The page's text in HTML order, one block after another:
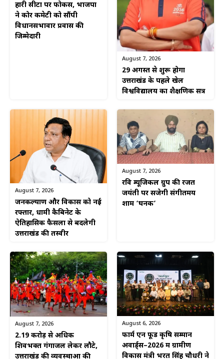
हारी सीटों पर फोकस, भाजपा
ने कोर कमेटी को सौंपी
विधानसभावार प्रवास की
जिम्मेदारी
August 7, 2026
29 अगस्त से शुरू होगा
उत्तराखंड के पहले खेल
विश्वविद्यालय का शैक्षणिक सत्र
August 7, 2026
जनकल्याण और विकास को नई
रफ्तार, धामी कैबिनेट के
ऐतिहासिक फैसलों से बदलेगी
उत्तराखंड की तस्वीर
August 7, 2026
रवि म्यूजिकल ग्रुप की रजत
जयंती पर सजेगी संगीतमय
शाम ‘घनक’
August 7, 2026
2.19 करोड़ से अधिक
शिवभक्त गंगाजल लेकर लौटे,
उत्तराखंड की व्यवस्थाओं की
August 6, 2026
फार्म एन फूड कृषि सम्मान
अवार्ड्स–2026 में ग्रामीण
विकास मंत्री भरत सिंह चौधरी ने